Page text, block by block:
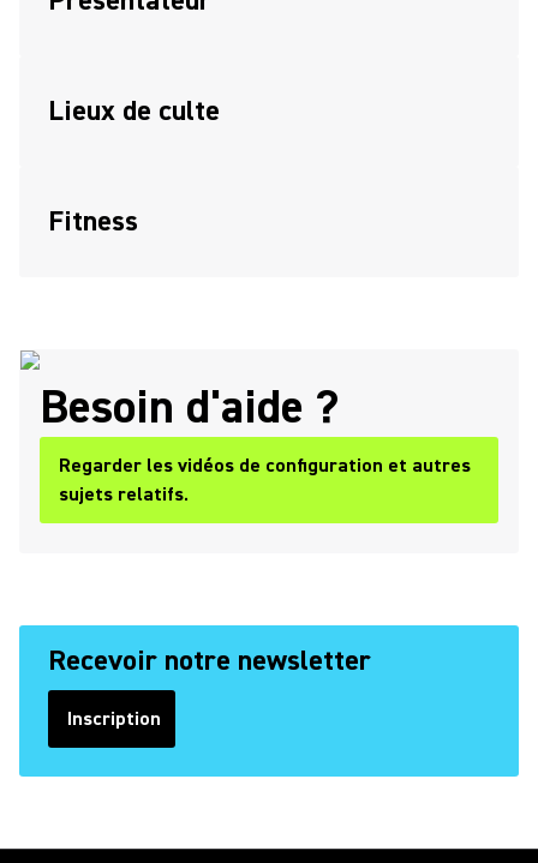
Lieux de culte
Fitness
Besoin d'aide ?
Regarder les vidéos de configuration et autres
sujets relatifs.
Recevoir notre newsletter
Inscription